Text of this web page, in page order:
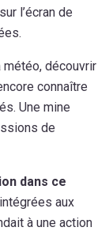
l’écran de
découvrir
connaître
Une mine
de
dans ce
aux
à une action